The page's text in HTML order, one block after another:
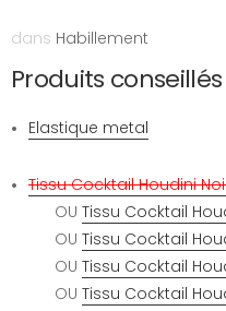
dans Habillement
Produits
Elastique metal
Tissu Cocktail Houdini
OU Tissu Cocktail
OU Tissu Cocktail
OU Tissu Cocktail
OU Tissu Cocktail